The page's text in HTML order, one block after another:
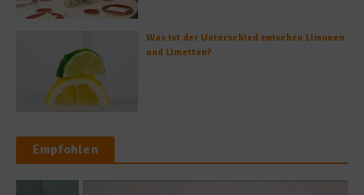
Was ist der Unterschied zwischen Limonen
und Limetten?
Empfohlen